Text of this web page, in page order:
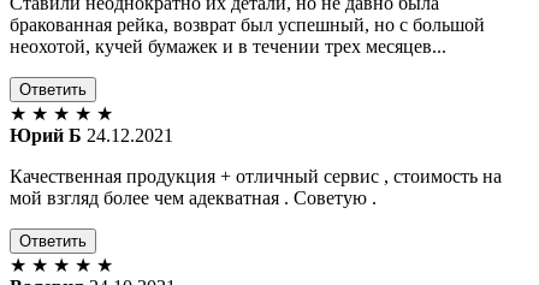
бракованная рейка, возврат был успешный, но с большой
неохотой, кучей бумажек и в течении трех месяцев...
Ответить
★ ★ ★ ★ ★
Юрий Б 24.12.2021
Качественная продукция + отличный сервис , стоимость на
мой взгляд более чем адекватная . Советую .
Ответить
★ ★ ★ ★ ★